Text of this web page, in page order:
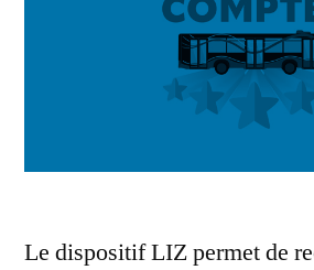
Le dispositif LIZ permet de